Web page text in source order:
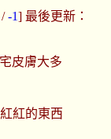
/-1] 最後更新：
皮膚大多
紅的東西